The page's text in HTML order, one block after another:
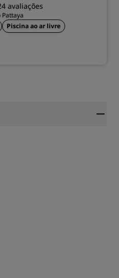
avaliações
Piscina ao ar livre